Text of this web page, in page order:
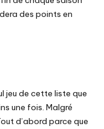
des points en
jeu de cette liste que
une fois. Malgré
d’abord parce que